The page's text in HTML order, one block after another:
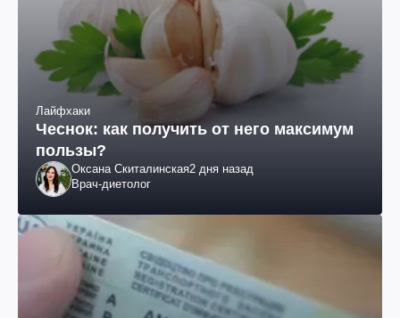
Лайфхаки
Чеснок: как получить от него максимум
пользы?
Оксана Скиталинская2 дня назад
Врач-диетолог